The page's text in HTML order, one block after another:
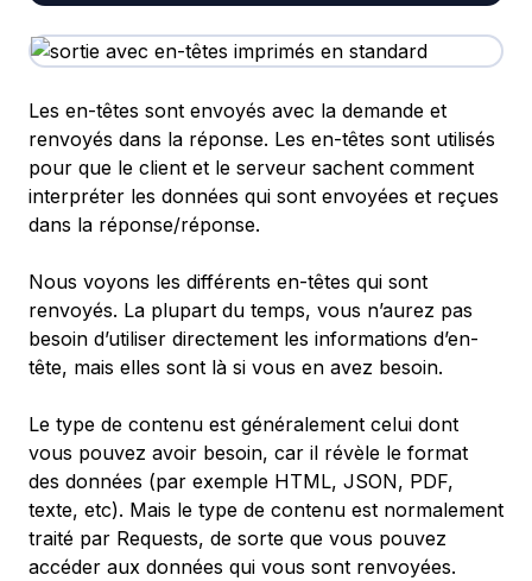
Les en-têtes sont envoyés avec la demande et
renvoyés dans la réponse. Les en-têtes sont utilisés
pour que le client et le serveur sachent comment
interpréter les données qui sont envoyées et reçues
dans la réponse/réponse.
Nous voyons les différents en-têtes qui sont
renvoyés. La plupart du temps, vous n’aurez pas
besoin d’utiliser directement les informations d’en-
tête, mais elles sont là si vous en avez besoin.
Le type de contenu est généralement celui dont
vous pouvez avoir besoin, car il révèle le format
des données (par exemple HTML, JSON, PDF,
texte, etc). Mais le type de contenu est normalement
traité par Requests, de sorte que vous pouvez
accéder aux données qui vous sont renvoyées.